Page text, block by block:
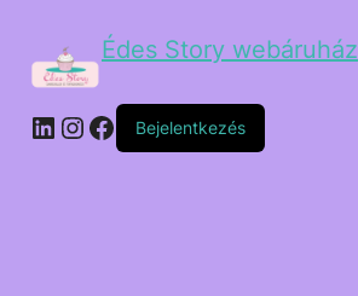
Édes Story webáruház
Bejelentkezés